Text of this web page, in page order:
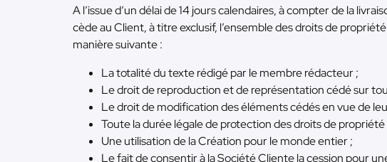
A l’issue d’un délai de 14 jours calendaires, à compter de la
cède au Client, à titre exclusif, l’ensemble des droits de
manière suivante :
La totalité du texte rédigé par le membre rédacteur ;
Le droit de reproduction et de représentation cédé sur
Le droit de modification des éléments cédés en vue de
Toute la durée légale de protection des droits de
Une utilisation de la Création pour le monde entier ;
Le fait de consentir à la Société Cliente la cession pour